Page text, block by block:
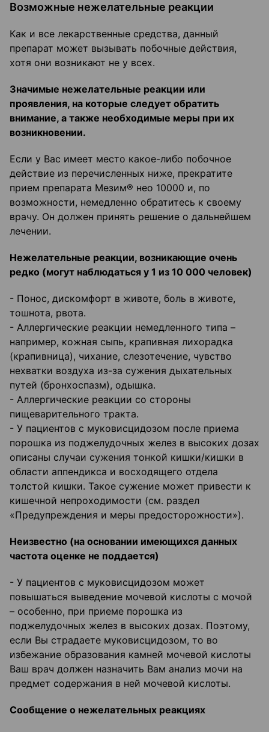
Возможные нежелательные реакции
Как и все лекарственные средства, данный
препарат может вызывать побочные действия,
хотя они возникают не у всех.
Значимые нежелательные реакции или
проявления, на которые следует обратить
внимание, а также необходимые меры при их
возникновении.
Если у Вас имеет место какое-либо побочное
действие из перечисленных ниже, прекратите
прием препарата Мезим® нео 10000 и, по
возможности, немедленно обратитесь к своему
врачу. Он должен принять решение о дальнейшем
лечении.
Нежелательные реакции, возникающие очень
редко (могут наблюдаться у 1 из 10 000 человек)
- Понос, дискомфорт в животе, боль в животе,
тошнота, рвота.
- Аллергические реакции немедленного типа –
например, кожная сыпь, крапивная лихорадка
(крапивница), чихание, слезотечение, чувство
нехватки воздуха из-за сужения дыхательных
путей (бронхоспазм), одышка.
- Аллергические реакции со стороны
пищеварительного тракта.
- У пациентов с муковисцидозом после приема
порошка из поджелудочных желез в высоких дозах
описаны случаи сужения тонкой кишки/кишки в
области аппендикса и восходящего отдела
толстой кишки. Такое сужение может привести к
кишечной непроходимости (см. раздел
«Предупреждения и меры предосторожности»).
Неизвестно (на основании имеющихся данных
частота оценке не поддается)
- У пациентов с муковисцидозом может
повышаться выведение мочевой кислоты с мочой
– особенно, при приеме порошка из
поджелудочных желез в высоких дозах. Поэтому,
если Вы страдаете муковисцидозом, то во
избежание образования камней мочевой кислоты
Ваш врач должен назначить Вам анализ мочи на
предмет содержания в ней мочевой кислоты.
Сообщение о нежелательных реакциях